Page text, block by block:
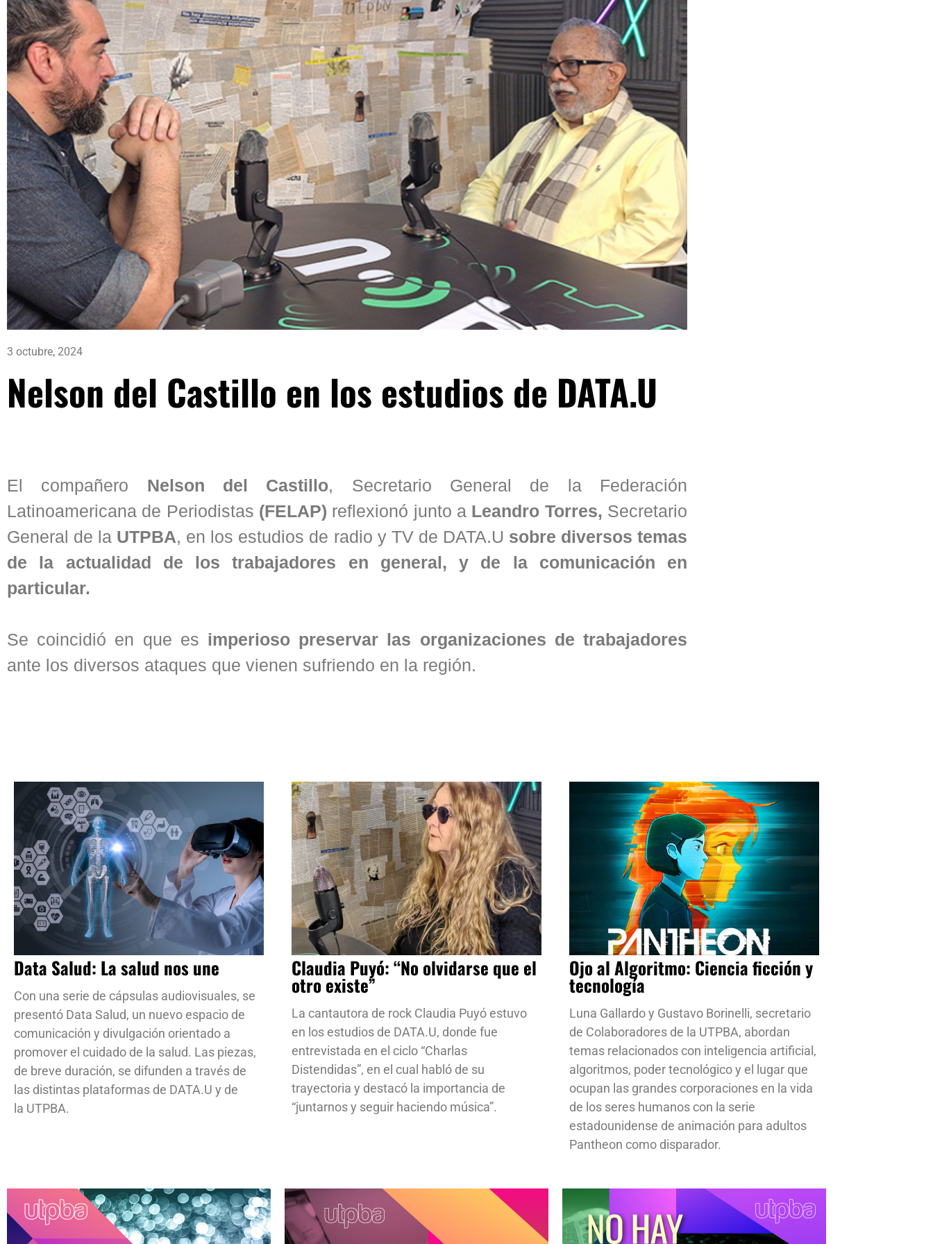
3 octubre, 2024
Nelson del Castillo en los estudios de DATA.U
El compañero Nelson del Castillo, Secretario General de la Federación
Latinoamericana de Periodistas (FELAP) reflexionó junto a Leandro Torres, Secretario
General de la UTPBA, en los estudios de radio y TV de DATA.U sobre diversos temas
de la actualidad de los trabajadores en general, y de la comunicación en
particular.
Se coincidió en que es imperioso preservar las organizaciones de trabajadores
ante los diversos ataques que vienen sufriendo en la región.
Data Salud: La salud nos une
Con una serie de cápsulas audiovisuales, se
presentó Data Salud, un nuevo espacio de
comunicación y divulgación orientado a
promover el cuidado de la salud. Las piezas,
de breve duración, se difunden a través de
las distintas plataformas de DATA.U y de
la UTPBA.
Claudia Puyó: “No olvidarse que el
otro existe”
La cantautora de rock Claudia Puyó estuvo
en los estudios de DATA.U, donde fue
entrevistada en el ciclo “Charlas
Distendidas”, en el cual habló de su
trayectoria y destacó la importancia de
“juntarnos y seguir haciendo música”.
Ojo al Algoritmo: Ciencia ficción y
tecnología
Luna Gallardo y Gustavo Borinelli, secretario
de Colaboradores de la UTPBA, abordan
temas relacionados con inteligencia artificial,
algoritmos, poder tecnológico y el lugar que
ocupan las grandes corporaciones en la vida
de los seres humanos con la serie
estadounidense de animación para adultos
Pantheon como disparador.